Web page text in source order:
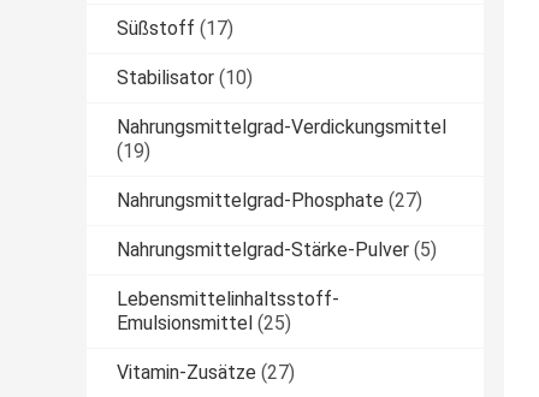
Süßstoff (17)
Stabilisator (10)
Nahrungsmittelgrad-Verdickungsmittel
(19)
Nahrungsmittelgrad-Phosphate (27)
Nahrungsmittelgrad-Stärke-Pulver (5)
Lebensmittelinhaltsstoff-
Emulsionsmittel (25)
Vitamin-Zusätze (27)